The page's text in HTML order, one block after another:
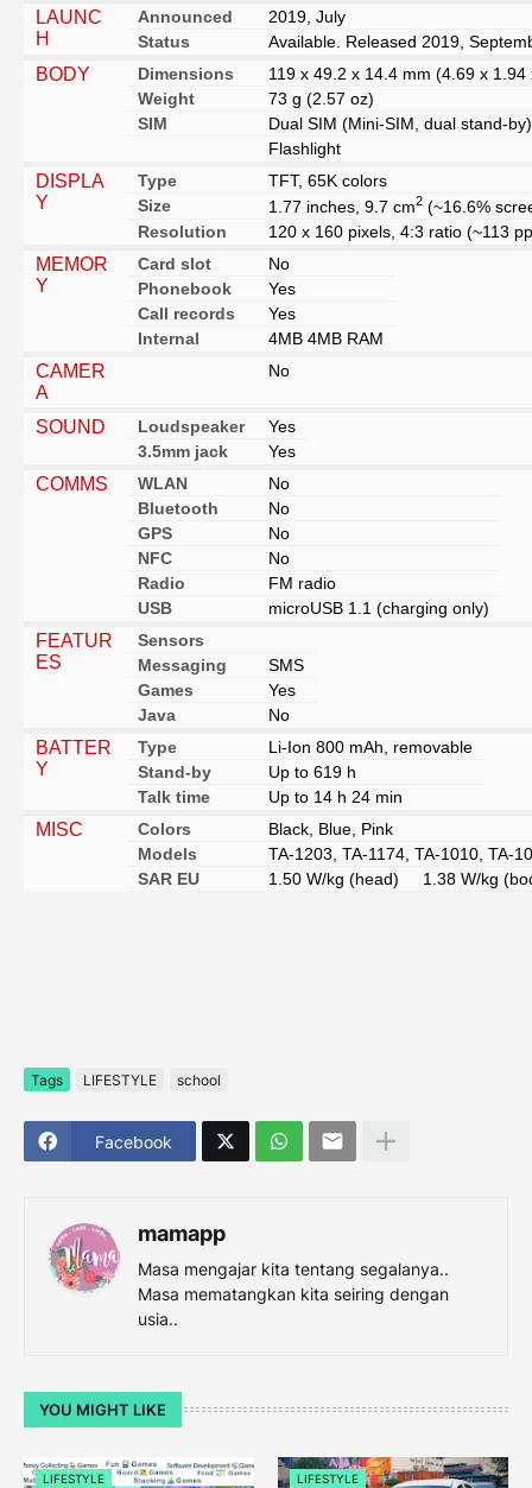
LAUNC
H
Announced
2019, July
Status
Available. Released 2019,
BODY Dimensions
119 x 49.2 x 14.4 mm (4.69 x 1.94
Weight
73 g (2.57 oz)
SIM
Dual SIM (Mini-SIM, dual stand-by)
Flashlight
DISPLA
Y
Type
TFT, 65K colors
Size
1.77 inches, 9.7 cm2 (~16.6%
Resolution
120 x 160 pixels, 4:3 ratio (~113
MEMOR
Y
Card slot
No
Phonebook
Yes
Call records
Yes
Internal
4MB 4MB RAM
CAMER
A
No
SOUND Loudspeaker
Yes
3.5mm jack
Yes
COMMS WLAN
No
Bluetooth
No
GPS
No
NFC
No
Radio
FM radio
USB
microUSB 1.1 (charging only)
FEATUR
ES
Sensors
Messaging
SMS
Games
Yes
Java
No
BATTER
Y
Type
Li-Ion 800 mAh, removable
Stand-by
Up to 619 h
Talk time
Up to 14 h 24 min
MISC Colors
Black, Blue, Pink
Models
TA-1203, TA-1174, TA-1010, TA-
SAR EU
1.50 W/kg (head) 1.38 W/kg
Tags LIFESTYLE school
Facebook
mamapp
Masa mengajar kita tentang segalanya..
Masa mematangkan kita seiring dengan
usia..
YOU MIGHT LIKE
LIFESTYLE LIFESTYLE